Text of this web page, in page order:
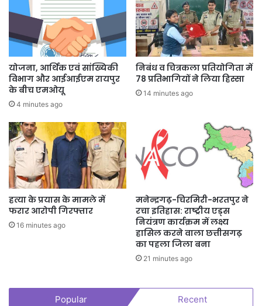
योजना, आर्थिक एवं सांख्यिकी
विभाग और आईआईएम रायपुर
के बीच एमओयू
4 minutes ago
निबंध व चित्रकला प्रतियोगिता में
78 प्रतिभागियों ने लिया हिस्सा
14 minutes ago
हत्या के प्रयास के मामले में
फरार आरोपी गिरफ्तार
16 minutes ago
मनेन्द्रगढ़-चिरमिरी-भरतपुर ने
रचा इतिहास: राष्ट्रीय एड्स
नियंत्रण कार्यक्रम में लक्ष्य
हासिल करने वाला छत्तीसगढ़
का पहला जिला बना
21 minutes ago
Popular Recent